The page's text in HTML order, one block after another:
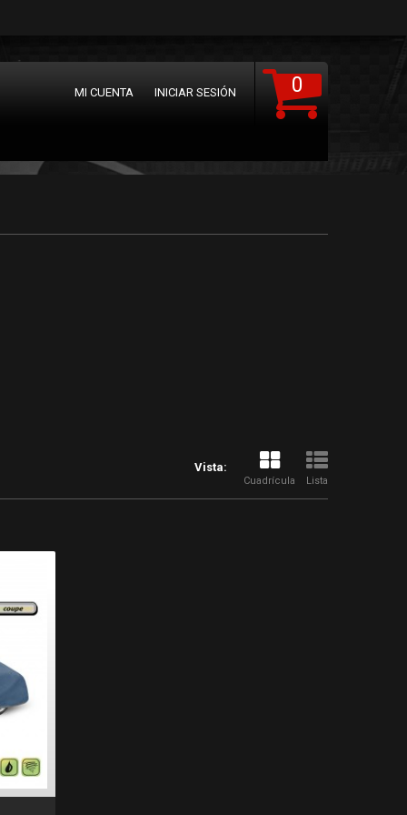
0
MI CUENTA INICIAR SESIÓN
Vista:
Cuadrícula Lista